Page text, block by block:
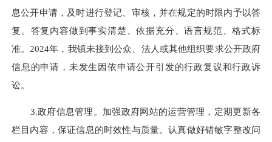
息公开申请，及时进行登记、审核，并在规定的时限内予以答
复。答复内容做到事实清楚、依据充分、语言规范、格式标
准。2024年，我镇未接到公众、法人或其他组织要求公开政府
信息的申请，未发生因依申请公开引发的行政复议和行政诉
讼。
3.政府信息管理。加强政府网站的运营管理，定期更新各
栏目内容，保证信息的时效性与质量。认真做好错敏字整改问